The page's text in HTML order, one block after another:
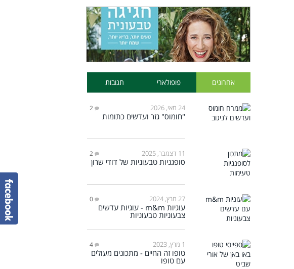
אחרונים פופולארי תגובות
24 מאי, 2026 2
"חומוס" גזר ועדשים כתומות
11 דצמבר, 2025 2
סופגניות טבעוניות של דודי שרון
27 מרץ, 2024 0
עוגיות m&m - עוגיות עדשים
צבעוניות טבעוניות
1 מרץ, 2023 4
טופו זה החיים - מתכונים מעולים
עם טופו